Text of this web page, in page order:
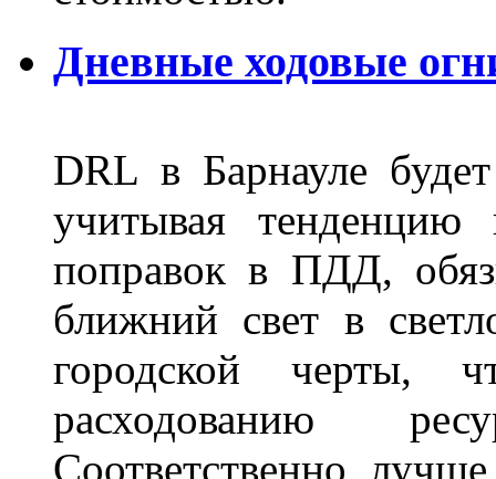
Дневные ходовые
DRL в Барнауле
учитывая тенденцию
поправок в ПДД,
ближний свет в
городской черты,
расходованию
Соответственно